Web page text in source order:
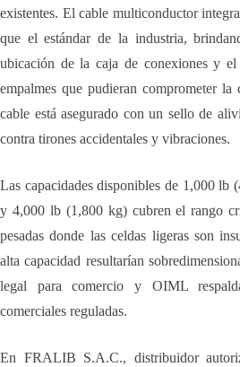
existentes. El cable multiconductor
que el estándar de la industria,
ubicación de la caja de conexiones y
empalmes que pudieran comprometer
cable está asegurado con un sello de
contra tirones accidentales y vibraciones.
Las capacidades disponibles de 1,000
y 4,000 lb (1,800 kg) cubren el rango
pesadas donde las celdas ligeras son
alta capacidad resultarían
legal para comercio y OIML
comerciales reguladas.
En FRALIB S.A.C., distribuidor